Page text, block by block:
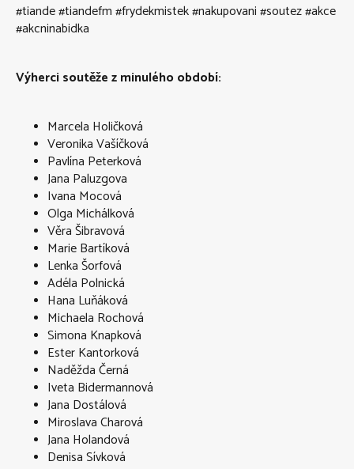
#tiande #tiandefm #frydekmistek #nakupovani #soutez #akce
#akcninabidka
Výherci soutěže z minulého období:
Marcela Holičková
Veronika Vašíčková
Pavlína Peterková
Jana Paluzgova
Ivana Mocová
Olga Michálková
Věra Šibravová
Marie Bartíková
Lenka Šorfová
Adéla Polnická
Hana Luňáková
Michaela Rochová
Simona Knapková
Ester Kantorková
Naděžda Černá
Iveta Bidermannová
Jana Dostálová
Miroslava Charová
Jana Holandová
Denisa Sívková